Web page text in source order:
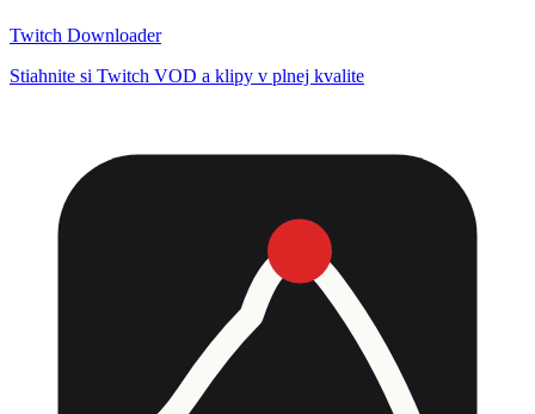
Twitch Downloader
Stiahnite si Twitch VOD a klipy v plnej kvalite